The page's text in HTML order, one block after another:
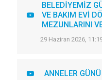
BELEDİYEMİZ
VE BAKIM EVİ
MEZUNLARINI
29 Haziran 2026,
ANNELER